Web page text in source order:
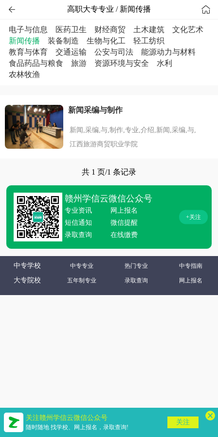
 高职大专专业 / 新闻传播 
电子与信息 医药卫生 财经商贸 土木建筑
文化艺术
新闻传播
装备制造 生物与化工
轻工纺织
教育与体育
交通运输 公安与司法
能源动力与材料
食品药品与粮食
旅游 资源环境与安全
水利
农林牧渔
新闻采编与制作
新闻,采编,与,制作,专业,介绍,新闻,采编,与,
江西旅游商贸职业学院
共 1 页/1 条记录
赣州学信云微信公众号
专业资讯
网上报名
短信通知
微信提醒
录取查询
在线缴费
+关注
中专学校 中专专业 热门专业 中专指南
大专院校 五年制专业 录取查询 网上报名
关注赣州学信云微信公众号
随时随地 找学校、网上报名，录取查询!
关注